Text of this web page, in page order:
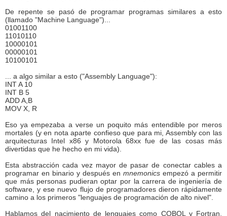
De repente se pasó de programar programas similares a esto
(llamado "Machine Language")...
01001100
11010110
10000101
00000101
10100101
... a algo similar a esto ("Assembly Language"):
INT A 10
INT B 5
ADD A,B
MOV X, R
Eso ya empezaba a verse un poquito más entendible por meros
mortales (y en nota aparte confieso que para mi, Assembly con las
arquitecturas Intel x86 y Motorola 68xx fue de las cosas más
divertidas que he hecho en mi vida).
Esta abstracción cada vez mayor de pasar de conectar cables a
programar en binario y después en mnemonics empezó a permitir
que más personas pudieran optar por la carrera de ingeniería de
software, y ese nuevo flujo de programadores dieron rápidamente
camino a los primeros "lenguajes de programación de alto nivel".
Hablamos del nacimiento de lenguajes como COBOL y Fortran,